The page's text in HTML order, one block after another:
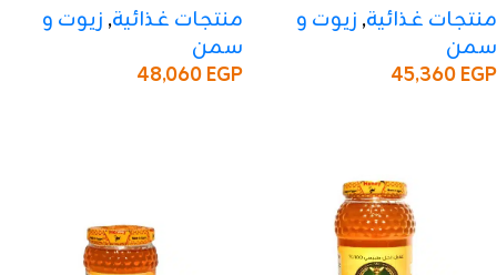
منتجات غذائية, زيوت و
سمن
45,360EGP
منتجات غذائية, زيوت و
سمن
48,060EGP